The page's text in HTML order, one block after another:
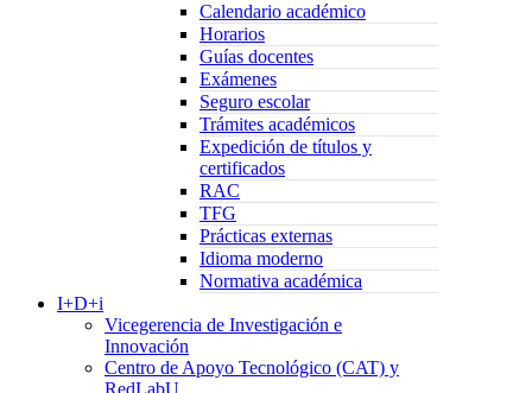
Calendario académico
Horarios
Guías docentes
Exámenes
Seguro escolar
Trámites académicos
Expedición de títulos y
certificados
RAC
TFG
Prácticas externas
Idioma moderno
Normativa académica
I+D+i
Vicegerencia de Investigación e
Innovación
Centro de Apoyo Tecnológico (CAT) y